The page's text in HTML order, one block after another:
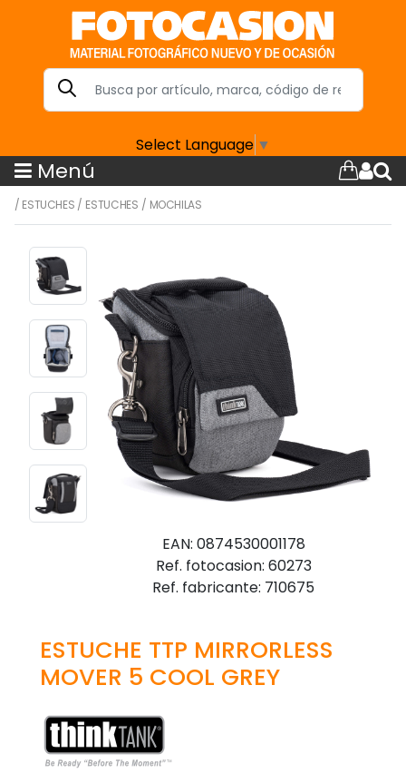
Select Language ▼
Menú
/ ESTUCHES / ESTUCHES / MOCHILAS
EAN: 0874530001178
Ref. fotocasion: 60273
Ref. fabricante: 710675
ESTUCHE TTP MIRRORLESS
MOVER 5 COOL GREY